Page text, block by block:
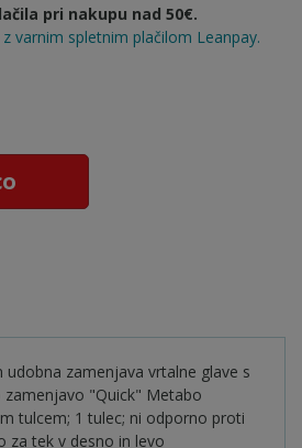
pri nakupu nad 50€.
varnim spletnim plačilom Leanpay.
udobna zamenjava vrtalne glave s
"Quick" Metabo
tulcem; 1 tulec; ni odporno proti
za tek v desno in levo